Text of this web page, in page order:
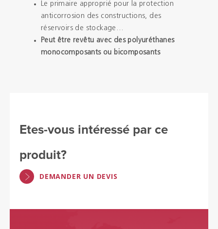
Le primaire approprié pour la protection
anticorrosion des constructions, des
réservoirs de stockage…
Peut être revêtu avec des polyuréthanes
monocomposants ou bicomposants
Etes-vous intéressé par ce
produit?
DEMANDER UN DEVIS